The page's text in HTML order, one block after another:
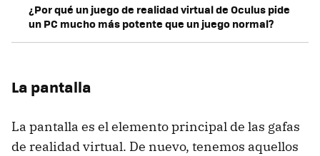
¿Por qué un juego de realidad virtual de Oculus pide
un PC mucho más potente que un juego normal?
La pantalla
La pantalla es el elemento principal de las gafas
de realidad virtual. De nuevo, tenemos aquellos